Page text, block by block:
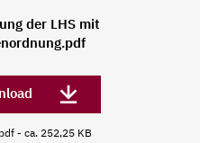
der LHS mit
- ca. 252,25 KB